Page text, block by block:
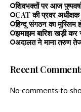
शिवभक्तों पर आज
CAT की प्रवर
हिन्दू संगठन का मुस्लिम
झमाझम बारिश खड़ी कर
अदालत ने माना तरुण
Recent
No comments to